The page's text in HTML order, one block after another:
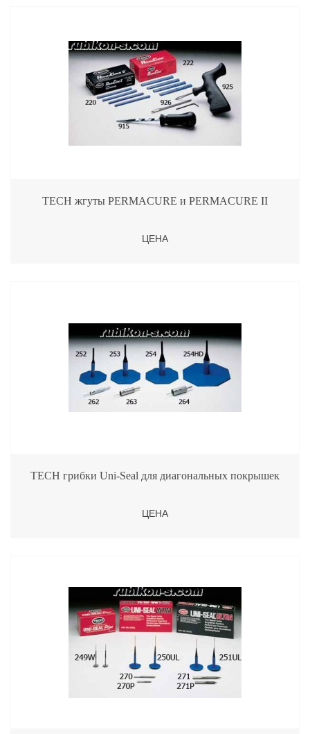
TECH жгуты PERMACURE и PERMACURE II
ЦЕНА
TECH грибки Uni-Seal для диагональных покрышек
ЦЕНА